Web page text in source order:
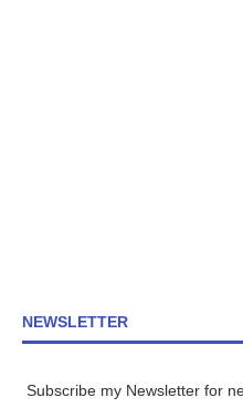
NEWSLETTER
Subscribe my Newsletter for